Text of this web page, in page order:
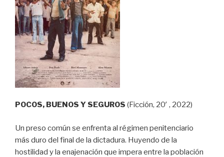
POCOS, BUENOS Y SEGUROS (Ficción, 20′ , 2022)
Un preso común se enfrenta al régimen penitenciario
más duro del final de la dictadura. Huyendo de la
hostilidad y la enajenación que impera entre la población